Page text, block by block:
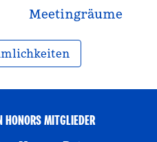
Meeting­räume
HONORS MITGLIEDER